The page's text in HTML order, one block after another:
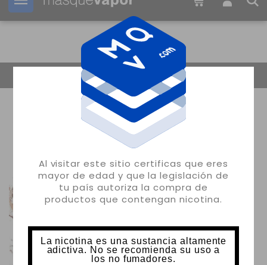
Al visitar este sitio certificas que eres
mayor de edad y que la legislación de
tu país autoriza la compra de
productos que contengan nicotina.
La nicotina es una sustancia altamente
adictiva. No se recomienda su uso a
los no fumadores.
Tu pedido puede ser enviado en 31m: